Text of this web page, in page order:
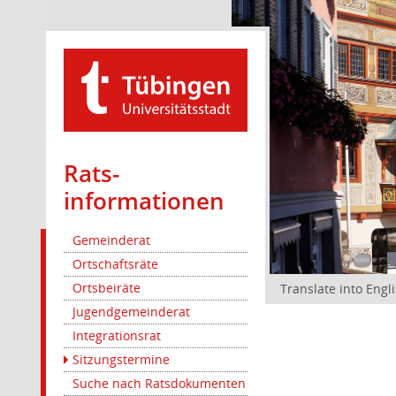
Rats­
informationen
Gemeinderat
Ortschaftsräte
Ortsbeiräte
Jugendgemeinderat
Integrationsrat
Sitzungstermine
Suche nach Ratsdokumenten
Translate into